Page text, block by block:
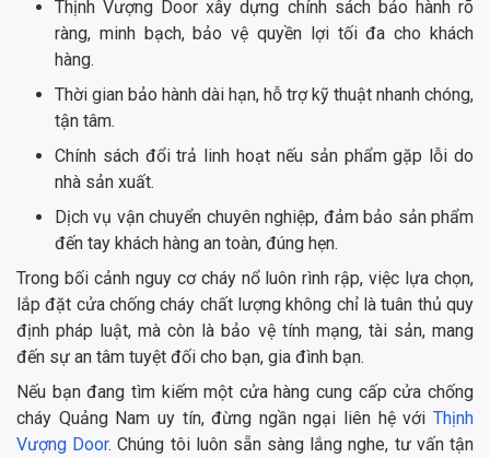
Thịnh Vượng Door xây dựng chính sách bảo hành rõ
ràng, minh bạch, bảo vệ quyền lợi tối đa cho khách
hàng.
Thời gian bảo hành dài hạn, hỗ trợ kỹ thuật nhanh chóng,
tận tâm.
Chính sách đổi trả linh hoạt nếu sản phẩm gặp lỗi do
nhà sản xuất.
Dịch vụ vận chuyển chuyên nghiệp, đảm bảo sản phẩm
đến tay khách hàng an toàn, đúng hẹn.
Trong bối cảnh nguy cơ cháy nổ luôn rình rập, việc lựa chọn,
lắp đặt cửa chống cháy chất lượng không chỉ là tuân thủ quy
định pháp luật, mà còn là bảo vệ tính mạng, tài sản, mang
đến sự an tâm tuyệt đối cho bạn, gia đình bạn.
Nếu bạn đang tìm kiếm một cửa hàng cung cấp cửa chống
cháy Quảng Nam uy tín, đừng ngần ngại liên hệ với Thịnh
Vượng Door. Chúng tôi luôn sẵn sàng lắng nghe, tư vấn tận